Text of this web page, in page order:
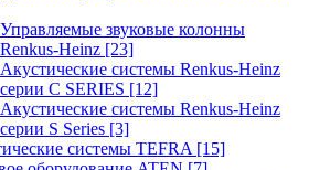
Управляемые звуковые колонны
Renkus-Heinz [23]
Акустические системы Renkus-Heinz
серии C SERIES [12]
Акустические системы Renkus-Heinz
серии S Series [3]
системы TEFRA [15]